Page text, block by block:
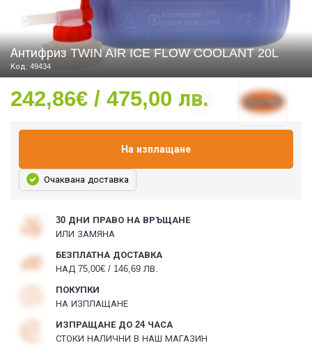
Антифриз TWIN AIR ICE FLOW COOLANT 20L
Код: 49434
242,86€ / 475,00 лв.
На изплащане
Очаквана доставка
30 ДНИ ПРАВО НА ВРЪЩАНЕ
ИЛИ ЗАМЯНА
БЕЗПЛАТНА ДОСТАВКА
НАД 75,00€ / 146,69 ЛВ.
ПОКУПКИ
НА ИЗПЛАЩАНЕ
ИЗПРАЩАНЕ ДО 24 ЧАСА
СТОКИ НАЛИЧНИ В НАШ МАГАЗИН